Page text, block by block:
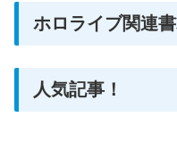
ホロライブ関連
人気記事！